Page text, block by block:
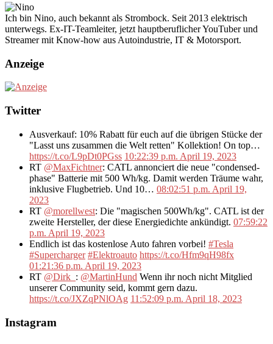
Ich bin Nino, auch bekannt als Strombock. Seit 2013 elektrisch
unterwegs. Ex-IT-Teamleiter, jetzt hauptberuflicher YouTuber und
Streamer mit Know-how aus Autoindustrie, IT & Motorsport.
Anzeige
Twitter
Ausverkauf: 10% Rabatt für euch auf die übrigen Stücke der
"Lasst uns zusammen die Welt retten" Kollektion! On top…
https://t.co/L9pDt0PGss 10:22:39 p.m. April 19, 2023
RT @MaxFichtner: CATL annonciert die neue "condensed-
phase" Batterie mit 500 Wh/kg. Damit werden Träume wahr,
inklusive Flugbetrieb. Und 10… 08:02:51 p.m. April 19,
2023
RT @morellwest: Die "magischen 500Wh/kg". CATL ist der
zweite Hersteller, der diese Energiedichte ankündigt. 07:59:22
p.m. April 19, 2023
Endlich ist das kostenlose Auto fahren vorbei! #Tesla
#Supercharger #Elektroauto https://t.co/Hfm9qH98fx
01:21:36 p.m. April 19, 2023
RT @Dirk_ : @MartinHund Wenn ihr noch nicht Mitglied
unserer Community seid, kommt gern dazu.
https://t.co/JXZqPNlOAg 11:52:09 p.m. April 18, 2023
Instagram